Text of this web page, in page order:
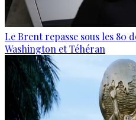
Le Brent repasse sous les 80
Washington et Téhéran